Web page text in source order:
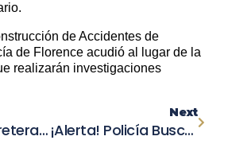
de Accidentes de
de Florence acudió al lugar de la
realizarán investigaciones
Muerte En Carretera: Estudiante De Mariposa County High School Pierde La Vida En Un Choque Fatal
Next
¡Alerta! Policía Busca Conductor De Honda CRV Tras Accidente En La Autopista I-84